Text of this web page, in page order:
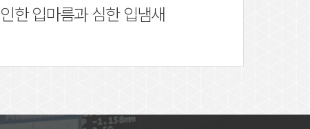
한 입마름과 심한 입냄새